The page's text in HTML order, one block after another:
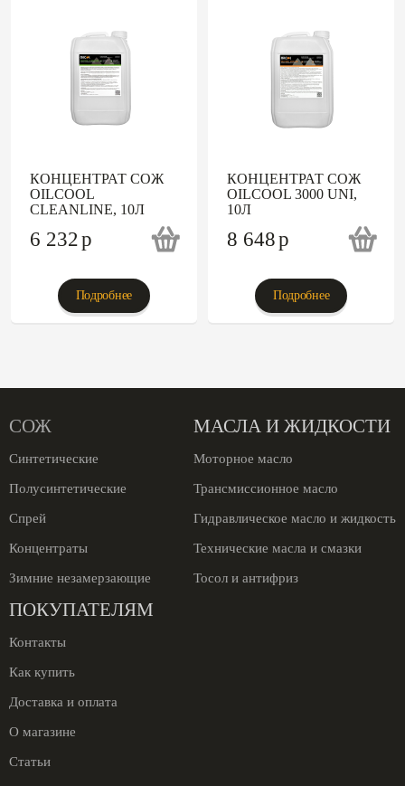
КОНЦЕНТРАТ СОЖ
OILCOOL
CLEANLINE, 10Л
6 232p
Подробнее
КОНЦЕНТРАТ СОЖ
OILCOOL 3000 UNI,
10Л
8 648p
Подробнее
СОЖ
Синтетические
Полусинтетические
Спрей
Концентраты
Зимние незамерзающие
МАСЛА И ЖИДКОСТИ
Моторное масло
Трансмиссионное масло
Гидравлическое масло и жидкость
Технические масла и смазки
Тосол и антифриз
ПОКУПАТЕЛЯМ
Контакты
Как купить
Доставка и оплата
О магазине
Статьи